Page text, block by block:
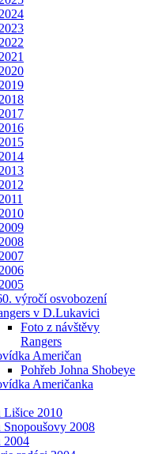
výročí osvobození
v D.Lukavici
Foto z návštěvy
Rangers
Američan
Pohřeb Johna Shobeye
Američanka
Lišice 2010
Snopoušovy 2008
2004